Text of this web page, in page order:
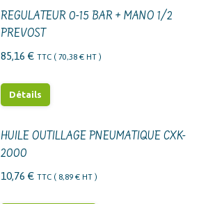
REGULATEUR 0-15 BAR + MANO 1/2
PREVOST
85,16 € TTC ( 70,38 € HT )
Détails
HUILE OUTILLAGE PNEUMATIQUE CXK-
2000
10,76 € TTC ( 8,89 € HT )